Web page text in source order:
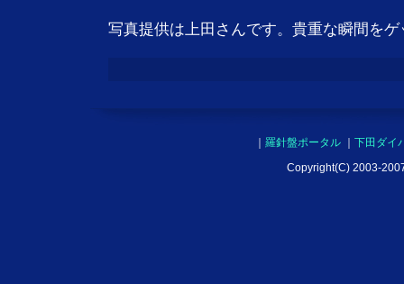
写真提供は上田さんです。貴重な瞬間を
羅針盤ポータル
下田ダイ
Copyright(C) 2003-